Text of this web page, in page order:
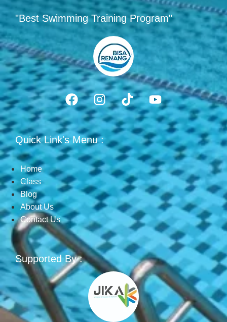
"Best Swimming Training Program"
Quick Link's Menu :
Home
Class
Blog
About Us
Contact Us
Supported By :